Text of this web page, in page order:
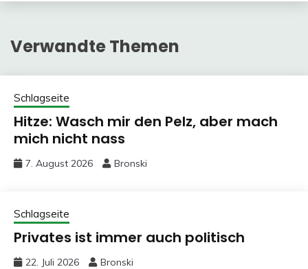
Verwandte Themen
Schlagseite
Hitze: Wasch mir den Pelz, aber mach
mich nicht nass
7. August 2026 Bronski
Schlagseite
Privates ist immer auch politisch
22. Juli 2026 Bronski